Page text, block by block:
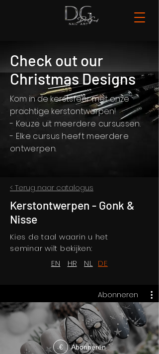
Check out our
Christmas Designs
Kom in de kerstsfeer met onze
prachtige kerstontwerpen!
- Keuze uit meerdere cursussen.
- Elke cursus heeft meerdere
ontwerpen.
< Terug naar catalogus
Kerstontwerpen - Gonk &
Nisse
Kies de taal waarin u het
seminar wilt bekijken:
EN
HR NL DE
Abonneren
€ Abonneren